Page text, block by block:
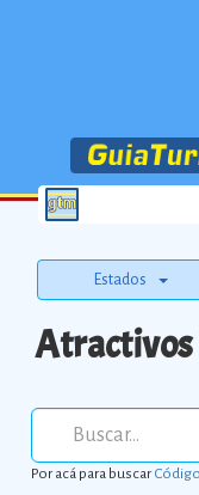
Estados
Atractivos
Por acá para buscar